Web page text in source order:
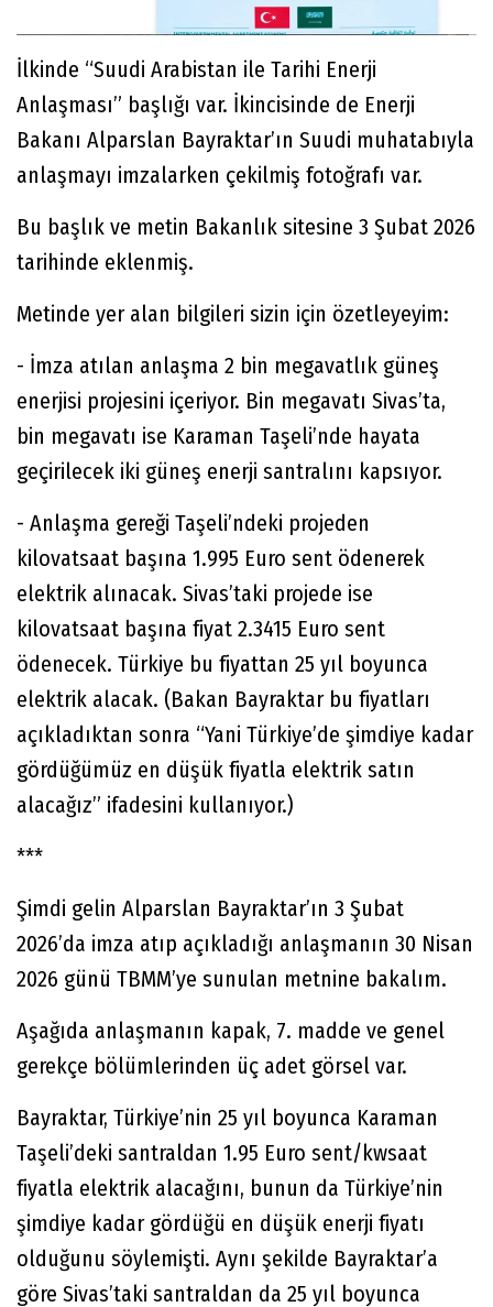
İlkinde “Suudi Arabistan ile Tarihi Enerji
Anlaşması” başlığı var. İkincisinde de Enerji
Bakanı Alparslan Bayraktar’ın Suudi muhatabıyla
anlaşmayı imzalarken çekilmiş fotoğrafı var.
Bu başlık ve metin Bakanlık sitesine 3 Şubat 2026
tarihinde eklenmiş.
Metinde yer alan bilgileri sizin için özetleyeyim:
- İmza atılan anlaşma 2 bin megavatlık güneş
enerjisi projesini içeriyor. Bin megavatı Sivas’ta,
bin megavatı ise Karaman Taşeli’nde hayata
geçirilecek iki güneş enerji santralını kapsıyor.
- Anlaşma gereği Taşeli’ndeki projeden
kilovatsaat başına 1.995 Euro sent ödenerek
elektrik alınacak. Sivas’taki projede ise
kilovatsaat başına fiyat 2.3415 Euro sent
ödenecek. Türkiye bu fiyattan 25 yıl boyunca
elektrik alacak. (Bakan Bayraktar bu fiyatları
açıkladıktan sonra “Yani Türkiye’de şimdiye kadar
gördüğümüz en düşük fiyatla elektrik satın
alacağız” ifadesini kullanıyor.)
***
Şimdi gelin Alparslan Bayraktar’ın 3 Şubat
2026’da imza atıp açıkladığı anlaşmanın 30 Nisan
2026 günü TBMM’ye sunulan metnine bakalım.
Aşağıda anlaşmanın kapak, 7. madde ve genel
gerekçe bölümlerinden üç adet görsel var.
Bayraktar, Türkiye’nin 25 yıl boyunca Karaman
Taşeli’deki santraldan 1.95 Euro sent/kwsaat
fiyatla elektrik alacağını, bunun da Türkiye’nin
şimdiye kadar gördüğü en düşük enerji fiyatı
olduğunu söylemişti. Aynı şekilde Bayraktar’a
göre Sivas’taki santraldan da 25 yıl boyunca